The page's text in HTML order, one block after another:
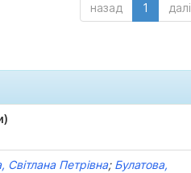
назад 1 далі
Світлана Петрівна; Булатова,